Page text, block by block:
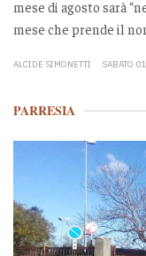
mese di agosto sarà
mese che prende il
ALCIDE SIMONETTI SABATO
PARRESIA